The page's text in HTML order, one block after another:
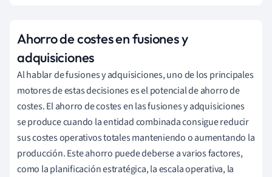
Ahorro de costes en fusiones y
adquisiciones
Al hablar de fusiones y adquisiciones, uno de los principales
motores de estas decisiones es el potencial de ahorro de
costes. El ahorro de costes en las fusiones y adquisiciones
se produce cuando la entidad combinada consigue reducir
sus costes operativos totales manteniendo o aumentando la
producción. Este ahorro puede deberse a varios factores,
como la planificación estratégica, la escala operativa, la